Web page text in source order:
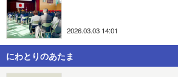
2026.03.03 14:01
にわとりのあたま